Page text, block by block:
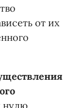
от их
нулю,